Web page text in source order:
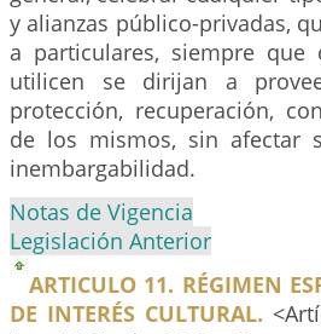
y alianzas público-privadas,
a particulares, siempre
utilicen se dirijan a
protección, recuperación,
de los mismos, sin afectar
inembargabilidad.
Notas de Vigencia
Legislación Anterior
ARTICULO 11. RÉGIMEN
DE INTERÉS CULTURAL.